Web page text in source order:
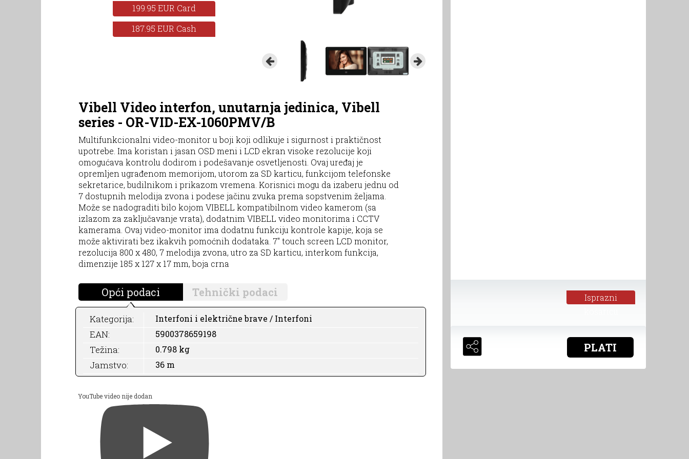
199.95 EUR Card
187.95 EUR Cash
Vibell Video interfon, unutarnja jedinica, Vibell
series - OR-VID-EX-1060PMV/B
Multifunkcionalni video-monitor u boji koji odlikuje i sigurnost i praktičnost
upotrebe. Ima koristan i jasan OSD meni i LCD ekran visoke rezolucije koji
omogućava kontrolu dodirom i podešavanje osvetljenosti. Ovaj uređaj je
opremljen ugrađenom memorijom, utorom za SD karticu, funkcijom telefonske
sekretarice, budilnikom i prikazom vremena. Korisnici mogu da izaberu jednu od
7 dostupnih melodija zvona i podese jačinu zvuka prema sopstvenim željama.
Može se nadograditi bilo kojom VIBELL kompatibilnom video kamerom (sa
izlazom za zaključavanje vrata), dodatnim VIBELL video monitorima i CCTV
kamerama. Ovaj video-monitor ima dodatnu funkciju kontrole kapije, koja se
može aktivirati bez ikakvih pomoćnih dodataka. 7" touch screen LCD monitor,
rezolucija 800 x 480, 7 melodija zvona, utro za SD karticu, interkom funkcija,
dimenzije 185 x 127 x 17 mm, boja crna
Opći podaci Tehnički podaci
Kategorija: Interfoni i električne brave / Interfoni
EAN: 5900378659198
Težina: 0.798 kg
Jamstvo: 36 m
YouTube video nije dodan
Isprazni
PLATI